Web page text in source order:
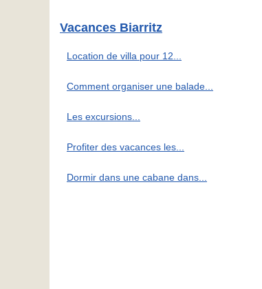
Vacances Biarritz
Location de villa pour 12...
Comment organiser une balade...
Les excursions...
Profiter des vacances les...
Dormir dans une cabane dans...